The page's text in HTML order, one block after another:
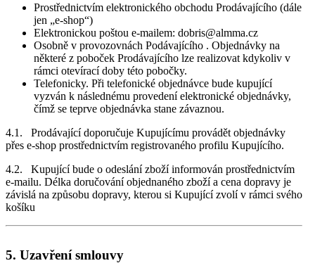
Prostřednictvím elektronického obchodu Prodávajícího (dále
jen „e-shop“)
Elektronickou poštou e-mailem: dobris@almma.cz
Osobně v provozovnách Podávajícího . Objednávky na
některé z poboček Prodávajícího lze realizovat kdykoliv v
rámci otevírací doby této pobočky.
Telefonicky. Při telefonické objednávce bude kupující
vyzván k následnému provedení elektronické objednávky,
čímž se teprve objednávka stane závaznou.
4.1. Prodávající doporučuje Kupujícímu provádět objednávky
přes e-shop prostřednictvím registrovaného profilu Kupujícího.
4.2. Kupující bude o odeslání zboží informován prostřednictvím
e-mailu. Délka doručování objednaného zboží a cena dopravy je
závislá na způsobu dopravy, kterou si Kupující zvolí v rámci svého
košíku
5. Uzavření smlouvy